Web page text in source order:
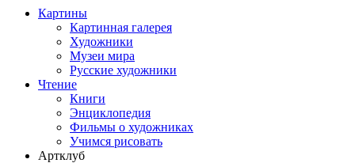
Картины
Картинная галерея
Художники
Музеи мира
Русские художники
Чтение
Книги
Энциклопедия
Фильмы о художниках
Учимся рисовать
Артклуб